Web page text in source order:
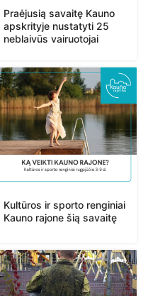
Praėjusią savaitę Kauno
apskrityje nustatyti 25
neblaivūs vairuotojai
Kultūros ir sporto renginiai
Kauno rajone šią savaitę